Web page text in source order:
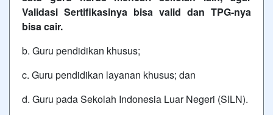
Validasi Sertifikasinya bisa valid dan TPG-nya
bisa cair.
b. Guru pendidikan khusus;
c. Guru pendidikan layanan khusus; dan
d. Guru pada Sekolah Indonesia Luar Negeri (SILN).